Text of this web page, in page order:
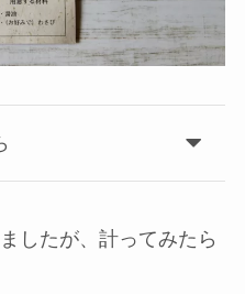
したが、計ってみたら